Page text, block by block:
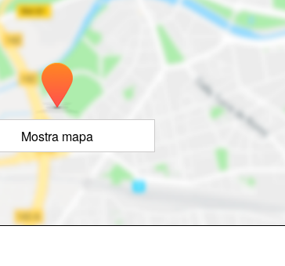
Mostra mapa